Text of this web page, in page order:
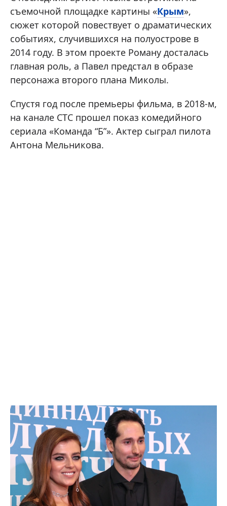
съемочной площадке картины «Крым»,
сюжет которой повествует о драматических
событиях, случившихся на полуострове в
2014 году. В этом проекте Роману досталась
главная роль, а Павел предстал в образе
персонажа второго плана Миколы.
Спустя год после премьеры фильма, в 2018-м,
на канале СТС прошел показ комедийного
сериала «Команда “Б”». Актер сыграл пилота
Антона Мельникова.